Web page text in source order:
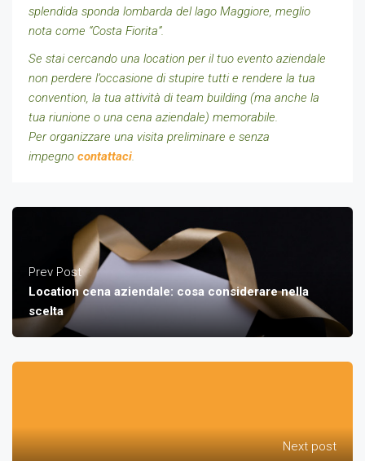
splendida sponda lombarda del lago Maggiore, meglio
nota come “Costa Fiorita”.
Se stai cercando una location per il tuo evento aziendale
non perdere l’occasione di stupire tutti e rendere la tua
convention, la tua attività di team building (ma anche la
tua riunione o una cena aziendale) memorabile.
Per organizzare una visita preliminare e senza
impegno contattaci.
Prev Post
Location cena aziendale: cosa considerare nella
scelta
Next post